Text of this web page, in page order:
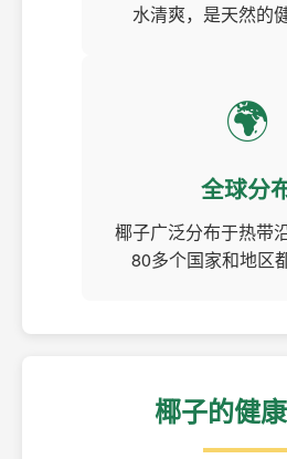
水清爽，是天然的
🌍
全球分
椰子广泛分布于热带
80多个国家和地区
椰子的健